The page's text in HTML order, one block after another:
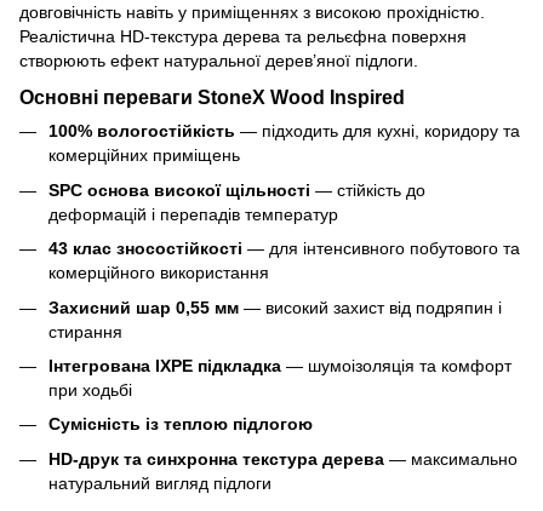
довговічність навіть у приміщеннях з високою прохідністю.
Реалістична HD-текстура дерева та рельєфна поверхня
створюють ефект натуральної дерев’яної підлоги.
Основні переваги StoneX Wood Inspired
100% вологостійкість — підходить для кухні, коридору та
комерційних приміщень
SPC основа високої щільності — стійкість до
деформацій і перепадів температур
43 клас зносостійкості — для інтенсивного побутового та
комерційного використання
Захисний шар 0,55 мм — високий захист від подряпин і
стирання
Інтегрована IXPE підкладка — шумоізоляція та комфорт
при ходьбі
Сумісність із теплою підлогою
HD-друк та синхронна текстура дерева — максимально
натуральний вигляд підлоги